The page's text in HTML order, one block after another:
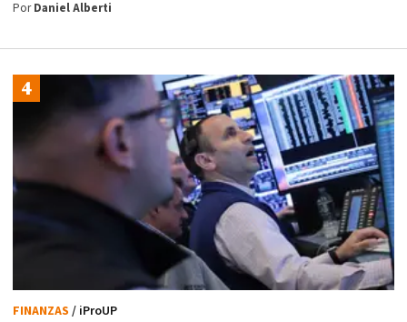
PorDaniel Alberti
FINANZAS / iProUP